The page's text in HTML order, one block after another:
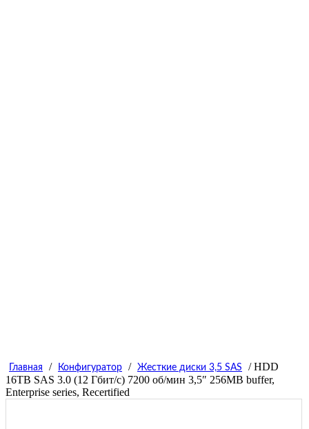
Главная / Конфигуратор / Жесткие диски 3,5 SAS
/ HDD
16TB SAS 3.0 (12 Гбит/с) 7200 об/мин 3,5″ 256MB buffer,
Enterprise series, Recertified